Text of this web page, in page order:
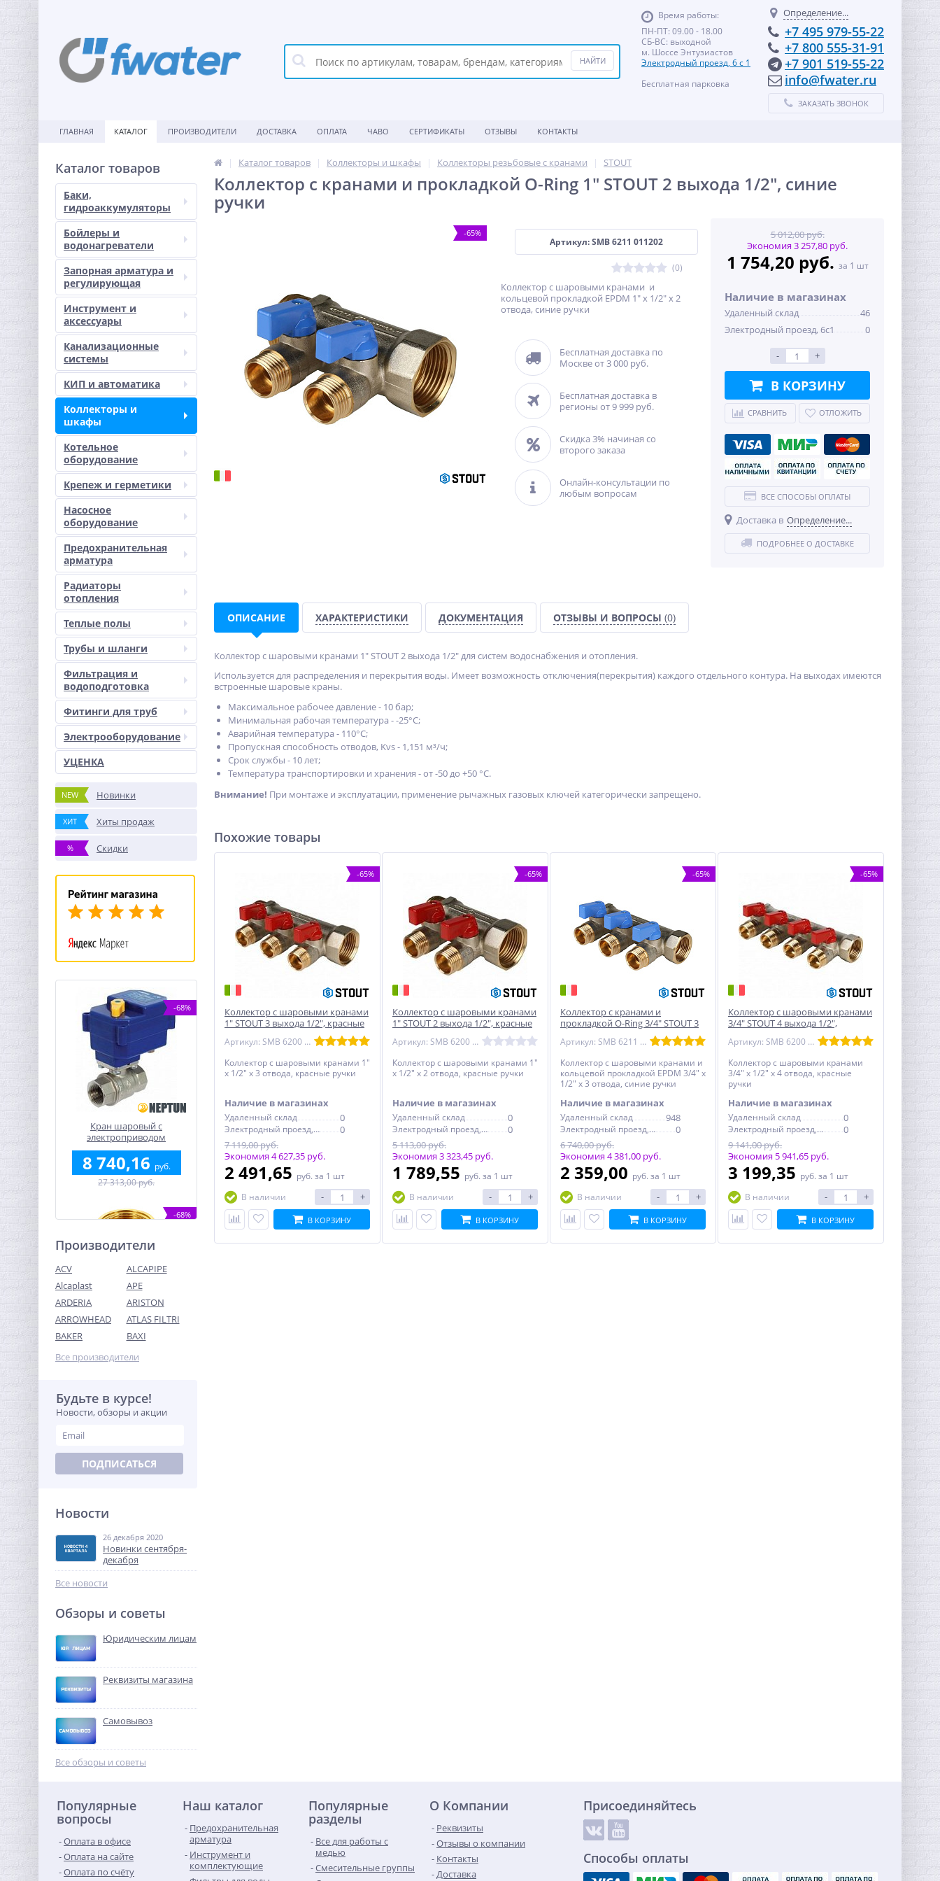
Время работы:
ПН-ПТ: 09.00 - 18.00
СБ-ВС: выходной
м. Шоссе Энтузиастов
Электродный проезд, 6 с 1
Бесплатная парковка
Определение...
+7 495 979-55-22
+7 800 555-31-91
+7 901 519-55-22
info@fwater.ru
ЗАКАЗАТЬ ЗВОНОК
ГЛАВНАЯ КАТАЛОГ ПРОИЗВОДИТЕЛИ ДОСТАВКА ОПЛАТА ЧАВО СЕРТИФИКАТЫ ОТЗЫВЫ КОНТАКТЫ
Каталог товаров
Баки,
гидроаккумуляторы
Бойлеры и
водонагреватели
Запорная арматура и
регулирующая
Инструмент и
аксессуары
Канализационные
системы
КИП и автоматика
Коллекторы и
шкафы
Котельное
оборудование
Крепеж и герметики
Насосное
оборудование
Предохранительная
арматура
Радиаторы
отопления
Теплые полы
Трубы и шланги
Фильтрация и
водоподготовка
Фитинги для труб
Электрооборудование
УЦЕНКА
NEW Новинки
ХИТ Хиты продаж
% Скидки
-68%
Кран шаровый с
электроприводом
BugattiPro 220В 1/2"
8 740,16 руб.
27 313,00 руб.
-68%
Тройник резьбовой (ВР)
1"1/2 латунь UNI-FITT
1 234,56
Ниппель редукция 1/2" x
3/8" (НР) никель UNI-FITT
115,52
Тройник редукция (ВР) 3/4"
x 1/2" x 3/4" никель UNI-
FITT
1 118,00 руб.
-68%
Производители
ACV
ALCAPIPE
Alcaplast
APE
ARDERIA
ARISTON
ARROWHEAD
ATLAS FILTRI
BAKER
BAXI
Все производители
Будьте в курсе!
Новости, обзоры и акции
ПОДПИСАТЬСЯ
Новости
26 декабря 2020
Новинки сентября-
декабря
Все новости
Обзоры и советы
Юридическим лицам
Реквизиты магазина
Самовывоз
Все обзоры и советы
Каталог товаров Коллекторы и шкафы Коллекторы резьбовые с кранами STOUT
Коллектор с кранами и прокладкой O-Ring 1" STOUT 2 выхода 1/2", синие
ручки
-65%
Артикул: SMB 6211 011202
(0)
Коллектор с шаровыми кранами и
кольцевой прокладкой EPDM 1" х 1/2" х 2
отвода, синие ручки
Бесплатная доставка по
Москве от 3 000 руб.
Бесплатная доставка в
регионы от 9 999 руб.
Скидка 3% начиная со
второго заказа
Онлайн-консультации по
любым вопросам
5 012,00 руб.
Экономия 3 257,80 руб.
1 754,20 руб. за 1 шт
Наличие в магазинах
Удаленный склад
46
Электродный проезд, 6с1
0
- +
В КОРЗИНУ
СРАВНИТЬ ОТЛОЖИТЬ
ВСЕ СПОСОБЫ ОПЛАТЫ
Доставка в Определение...
ПОДРОБНЕЕ О ДОСТАВКЕ
ОПИСАНИЕ ХАРАКТЕРИСТИКИ ДОКУМЕНТАЦИЯ ОТЗЫВЫ И ВОПРОСЫ (0)
Коллектор с шаровыми кранами 1" STOUT 2 выхода 1/2" для систем водоснабжения и отопления.
Используется для распределения и перекрытия воды. Имеет возможность отключения(перекрытия) каждого отдельного контура. На выходах имеются
встроенные шаровые краны.
Максимальное рабочее давление - 10 бар;
Минимальная рабочая температура - -25°С;
Аварийная температура - 110°С;
Пропускная способность отводов, Kvs - 1,151 м³/ч;
Срок службы - 10 лет;
Температура транспортировки и хранения - от -50 до +50 °С.
Внимание! При монтаже и эксплуатации, применение рычажных газовых ключей категорически запрещено.
Похожие товары
-65%
Коллектор с шаровыми кранами
1" STOUT 3 выхода 1/2", красные
Артикул: SMB 6200 011203
Коллектор с шаровыми кранами 1"
х 1/2" х 3 отвода, красные ручки
Наличие в магазинах
Удаленный склад 0
Электродный проезд, 6с1
0
7 119,00 руб.
Экономия 4 627,35 руб.
2 491,65 руб. за 1 шт
В наличии
- +
В КОРЗИНУ
-65%
Коллектор с шаровыми кранами
1" STOUT 2 выхода 1/2", красные
Артикул: SMB 6200 011202
Коллектор с шаровыми кранами 1"
х 1/2" х 2 отвода, красные ручки
Наличие в магазинах
Удаленный склад 0
Электродный проезд, 6с1
0
5 113,00 руб.
Экономия 3 323,45 руб.
1 789,55 руб. за 1 шт
В наличии
- +
В КОРЗИНУ
-65%
Коллектор с кранами и
прокладкой O-Ring 3/4" STOUT 3
выхода 1/2", синие ручки
Артикул: SMB 6211 341203
Коллектор с шаровыми кранами и
кольцевой прокладкой EPDM 3/4" х
1/2" х 3 отвода, синие ручки
Наличие в магазинах
Удаленный склад 948
Электродный проезд, 6с1
0
6 740,00 руб.
Экономия 4 381,00 руб.
2 359,00 руб. за 1 шт
В наличии
- +
В КОРЗИНУ
-65%
Коллектор с шаровыми кранами
3/4" STOUT 4 выхода 1/2",
Артикул: SMB 6200 341204
Коллектор с шаровыми кранами
3/4" х 1/2" х 4 отвода, красные
ручки
Наличие в магазинах
Удаленный склад 0
Электродный проезд, 6с1
0
9 141,00 руб.
Экономия 5 941,65 руб.
3 199,35 руб. за 1 шт
В наличии
- +
В КОРЗИНУ
Популярные
вопросы
Оплата в офисе
Оплата на сайте
Оплата по счёту
Наш каталог
Предохранительная
арматура
Инструмент и
комплектующие
Популярные
разделы
Все для работы с
медью
Смесительные группы
О Компании
Реквизиты
Отзывы о компании
Контакты
Доставка
Присоединяйтесь
Способы оплаты